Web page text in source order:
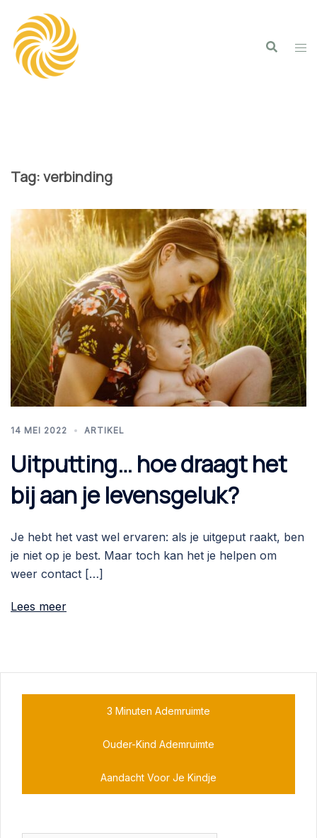
naar
inhoud
Tag:verbinding
14 MEI 2022 ARTIKEL
Uitputting… hoe draagt het
bij aan je levensgeluk?
Je hebt het vast wel ervaren: als je uitgeput raakt, ben
je niet op je best. Maar toch kan het je helpen om
weer contact […]
Lees meer
3 Minuten Ademruimte
Ouder-Kind Ademruimte
Aandacht Voor Je Kindje